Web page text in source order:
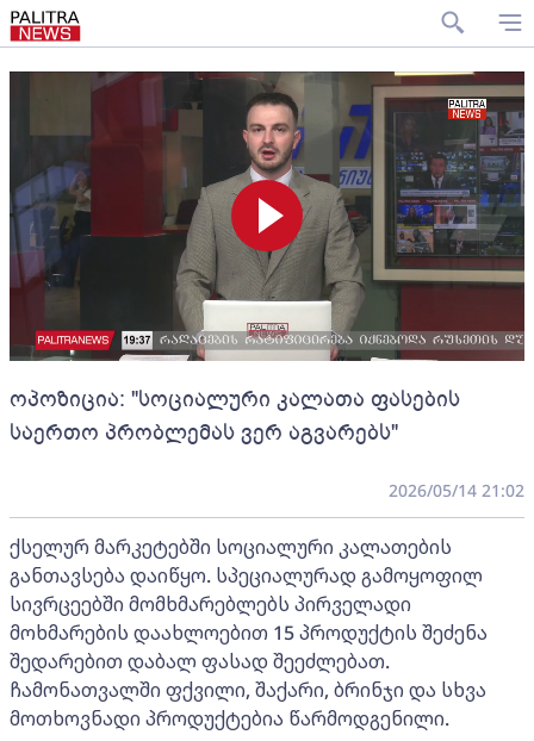
ოპოზიცია: "სოციალური კალათა ფასების
საერთო პრობლემას ვერ აგვარებს"
2026/05/14 21:02
ქსელურ მარკეტებში სოციალური კალათების
განთავსება დაიწყო. სპეციალურად გამოყოფილ
სივრცეებში მომხმარებლებს პირველადი
მოხმარების დაახლოებით 15 პროდუქტის შეძენა
შედარებით დაბალ ფასად შეეძლებათ.
ჩამონათვალში ფქვილი, შაქარი, ბრინჯი და სხვა
მოთხოვნადი პროდუქტებია წარმოდგენილი.